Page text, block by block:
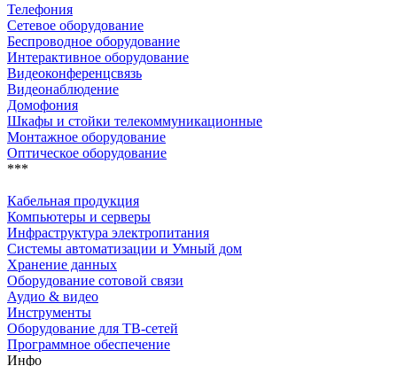
Телефония
Сетевое оборудование
Беспроводное оборудование
Интерактивное оборудование
Видеоконференцсвязь
Видеонаблюдение
Домофония
Шкафы и стойки телекоммуникационные
Монтажное оборудование
Оптическое оборудование
***
Кабельная продукция
Компьютеры и серверы
Инфраструктура электропитания
Системы автоматизации и Умный дом
Хранение данных
Оборудование сотовой связи
Аудио & видео
Инструменты
Оборудование для ТВ-сетей
Программное обеспечение
Инфо